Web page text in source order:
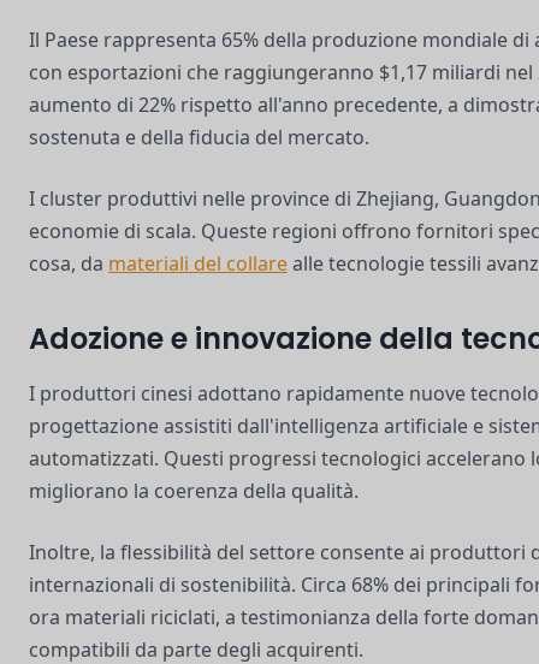
Il Paese rappresenta 65% della produzione mondiale
con esportazioni che raggiungeranno $1,17 miliardi nel
aumento di 22% rispetto all'anno precedente, a
sostenuta e della fiducia del mercato.
I cluster produttivi nelle province di Zhejiang,
economie di scala. Queste regioni offrono fornitori
cosa, da materiali del collarealle tecnologie tessili
Adozione e innovazione della
I produttori cinesi adottano rapidamente nuove
progettazione assistiti dall'intelligenza artificiale e
automatizzati. Questi progressi tecnologici accelerano
migliorano la coerenza della qualità.
Inoltre, la flessibilità del settore consente ai produttori
internazionali di sostenibilità. Circa 68% dei principali
ora materiali riciclati, a testimonianza della forte
compatibili da parte degli acquirenti.